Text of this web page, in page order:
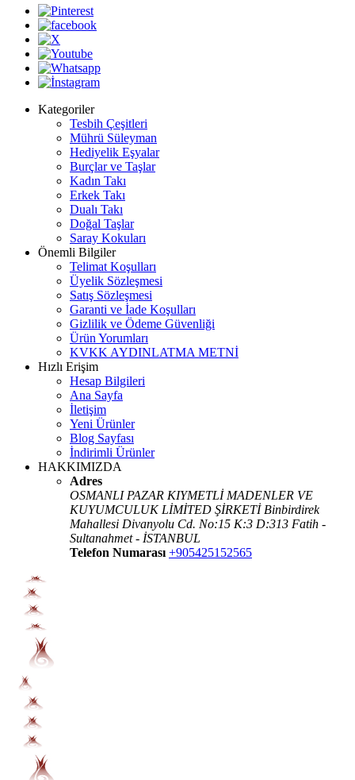
Kategoriler
Tesbih Çeşitleri
Mührü Süleyman
Hediyelik Eşyalar
Burçlar ve Taşlar
Kadın Takı
Erkek Takı
Dualı Takı
Doğal Taşlar
Saray Kokuları
Önemli Bilgiler
Telimat Koşulları
Üyelik Sözleşmesi
Satış Sözleşmesi
Garanti ve İade Koşulları
Gizlilik ve Ödeme Güvenliği
Ürün Yorumları
KVKK AYDINLATMA METNİ
Hızlı Erişim
Hesap Bilgileri
Ana Sayfa
İletişim
Yeni Ürünler
Blog Sayfası
İndirimli Ürünler
HAKKIMIZDA
Adres
OSMANLI PAZAR KIYMETLİ MADENLER VE
KUYUMCULUK LİMİTED ŞİRKETİ Binbirdirek
Mahallesi Divanyolu Cd. No:15 K:3 D:313 Fatih -
Sultanahmet - İSTANBUL
Telefon Numarası +905425152565